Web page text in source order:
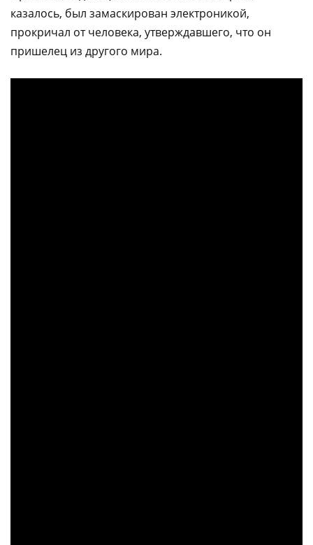
казалось, был замаскирован электроникой,
прокричал от человека, утверждавшего, что он
пришелец из другого мира.